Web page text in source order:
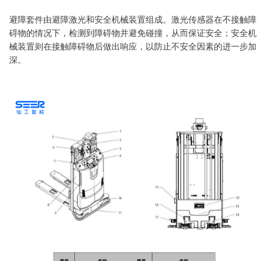
避障套件由避障激光和安全机械装置组成。激光传感器在不接触障
碍物的情况下，检测到障碍物并避免碰撞，从而保证安全；安全机
械装置则在接触障碍物后做出响应，以防止不安全因素的进一步加
深。